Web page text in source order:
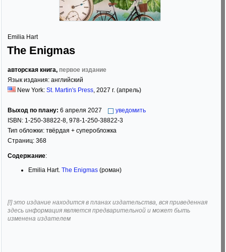
Emilia Hart
The Enigmas
авторская книга, первое издание
Язык издания: английский
New York: St. Martin's Press, 2027 г. (апрель)
Выход по плану: 6 апреля 2027
уведомить
ISBN: 1-250-38822-8, 978-1-250-38822-3
Тип обложки: твёрдая + суперобложка
Страниц: 368
Содержание:
Emilia Hart. The Enigmas (роман)
[!] это издание находится в планах издательства, вся приведенная
здесь информация является предварительной и может быть
изменена издателем